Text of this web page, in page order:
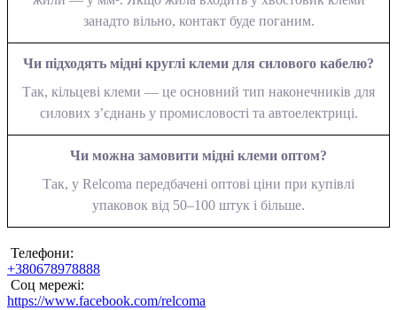
занадто вільно, контакт буде поганим.
Чи підходять мідні круглі клеми для силового кабелю?
Так, кільцеві клеми — це основний тип наконечників для
силових з’єднань у промисловості та автоелектриці.
Чи можна замовити мідні клеми оптом?
Так, у Relcoma передбачені оптові ціни при купівлі
упаковок від 50–100 штук і більше.
Телефони:
+380678978888
Соц мережі:
https://www.facebook.com/relcoma